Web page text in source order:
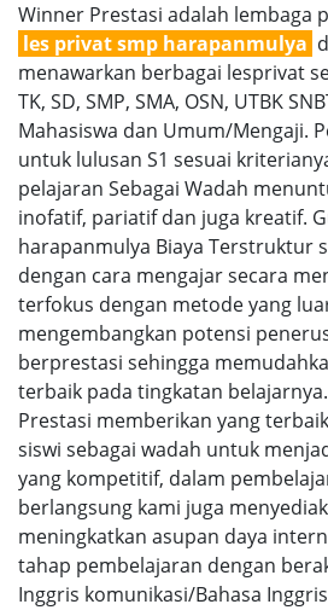
Winner Prestasi adalah lembaga
les privat smp harapanmulya
menawarkan berbagai lesprivat
TK, SD, SMP, SMA, OSN, UTBK
Mahasiswa dan Umum/Mengaji.
untuk lulusan S1 sesuai
pelajaran Sebagai Wadah
inofatif, pariatif dan juga kreatif.
harapanmulya Biaya Terstruktur
dengan cara mengajar secara
terfokus dengan metode yang
mengembangkan potensi
berprestasi sehingga
terbaik pada tingkatan
Prestasi memberikan yang
siswi sebagai wadah untuk
yang kompetitif, dalam
berlangsung kami juga
meningkatkan asupan daya
tahap pembelajaran dengan
Inggris komunikasi/Bahasa